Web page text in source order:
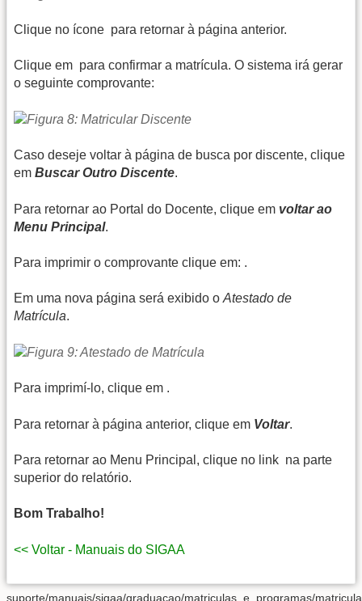
Clique no ícone para retornar à página anterior.
Clique em para confirmar a matrícula. O sistema irá gerar
o seguinte comprovante:
Caso deseje voltar à página de busca por discente, clique
em Buscar Outro Discente.
Para retornar ao Portal do Docente, clique em voltar ao
Menu Principal.
Para imprimir o comprovante clique em: .
Em uma nova página será exibido o Atestado de
Matrícula.
Para imprimí-lo, clique em .
Para retornar à página anterior, clique em Voltar.
Para retornar ao Menu Principal, clique no link na parte
superior do relatório.
Bom Trabalho!
<< Voltar - Manuais do SIGAA
suporte/manuais/sigaa/graduacao/matriculas_e_programas/